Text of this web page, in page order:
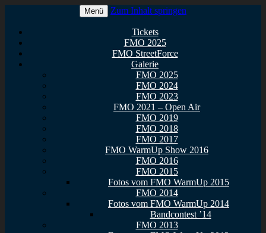
FullMetal Osthessen – 13. FMO
2026
Menü Zum Inhalt springen
Tickets
FMO 2025
FMO StreetForce
Galerie
FMO 2025
FMO 2024
FMO 2023
FMO 2021 – Open Air
FMO 2019
FMO 2018
FMO 2017
FMO WarmUp Show 2016
FMO 2016
FMO 2015
Fotos vom FMO WarmUp 2015
FMO 2014
Fotos vom FMO WarmUp 2014
Bandcontest ’14
FMO 2013